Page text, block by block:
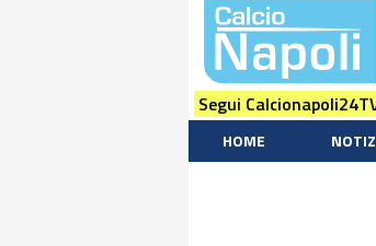
Segui
HOME